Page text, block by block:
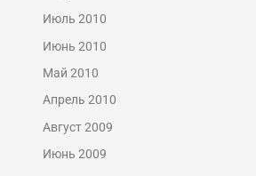
Июль 2010
Июнь 2010
Май 2010
Апрель 2010
Август 2009
Июнь 2009